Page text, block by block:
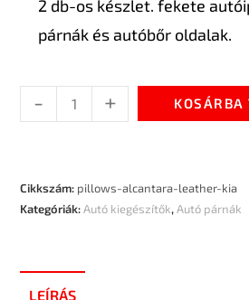
2 db-os készlet. fekete
párnák és autóbőr oldalak.
- + KOSÁRBA
Cikkszám: pillows-alcantara-leather-kia
Kategóriák:Autó kiegészítők,Autó párnák
LEÍRÁS